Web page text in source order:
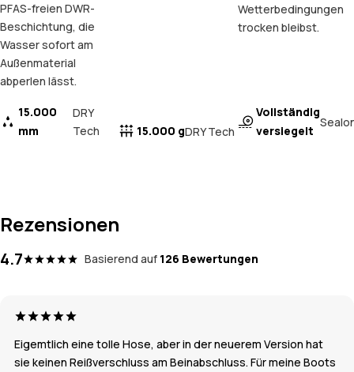
PFAS-freien DWR-
Beschichtung, die
Wasser sofort am
Außenmaterial
abperlen lässt.
15.000
mm
DRY
Tech
15.000 gDRY Tech
Wetterbedingungen
trocken bleibst.
Vollständig
versiegelt
Rezensionen
4.7 Basierend auf 126 Bewertungen
Eigemtlich eine tolle Hose, aber in der neuerem Version hat
sie keinen Reißverschluss am Beinabschluss. Für meine Boots